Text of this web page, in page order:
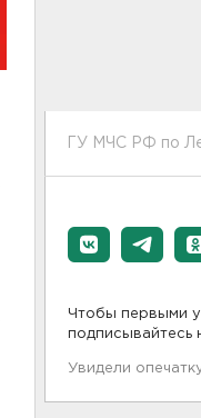
ГУ МЧС РФ по
Чтобы первыми
подписывайтесь
Увидели